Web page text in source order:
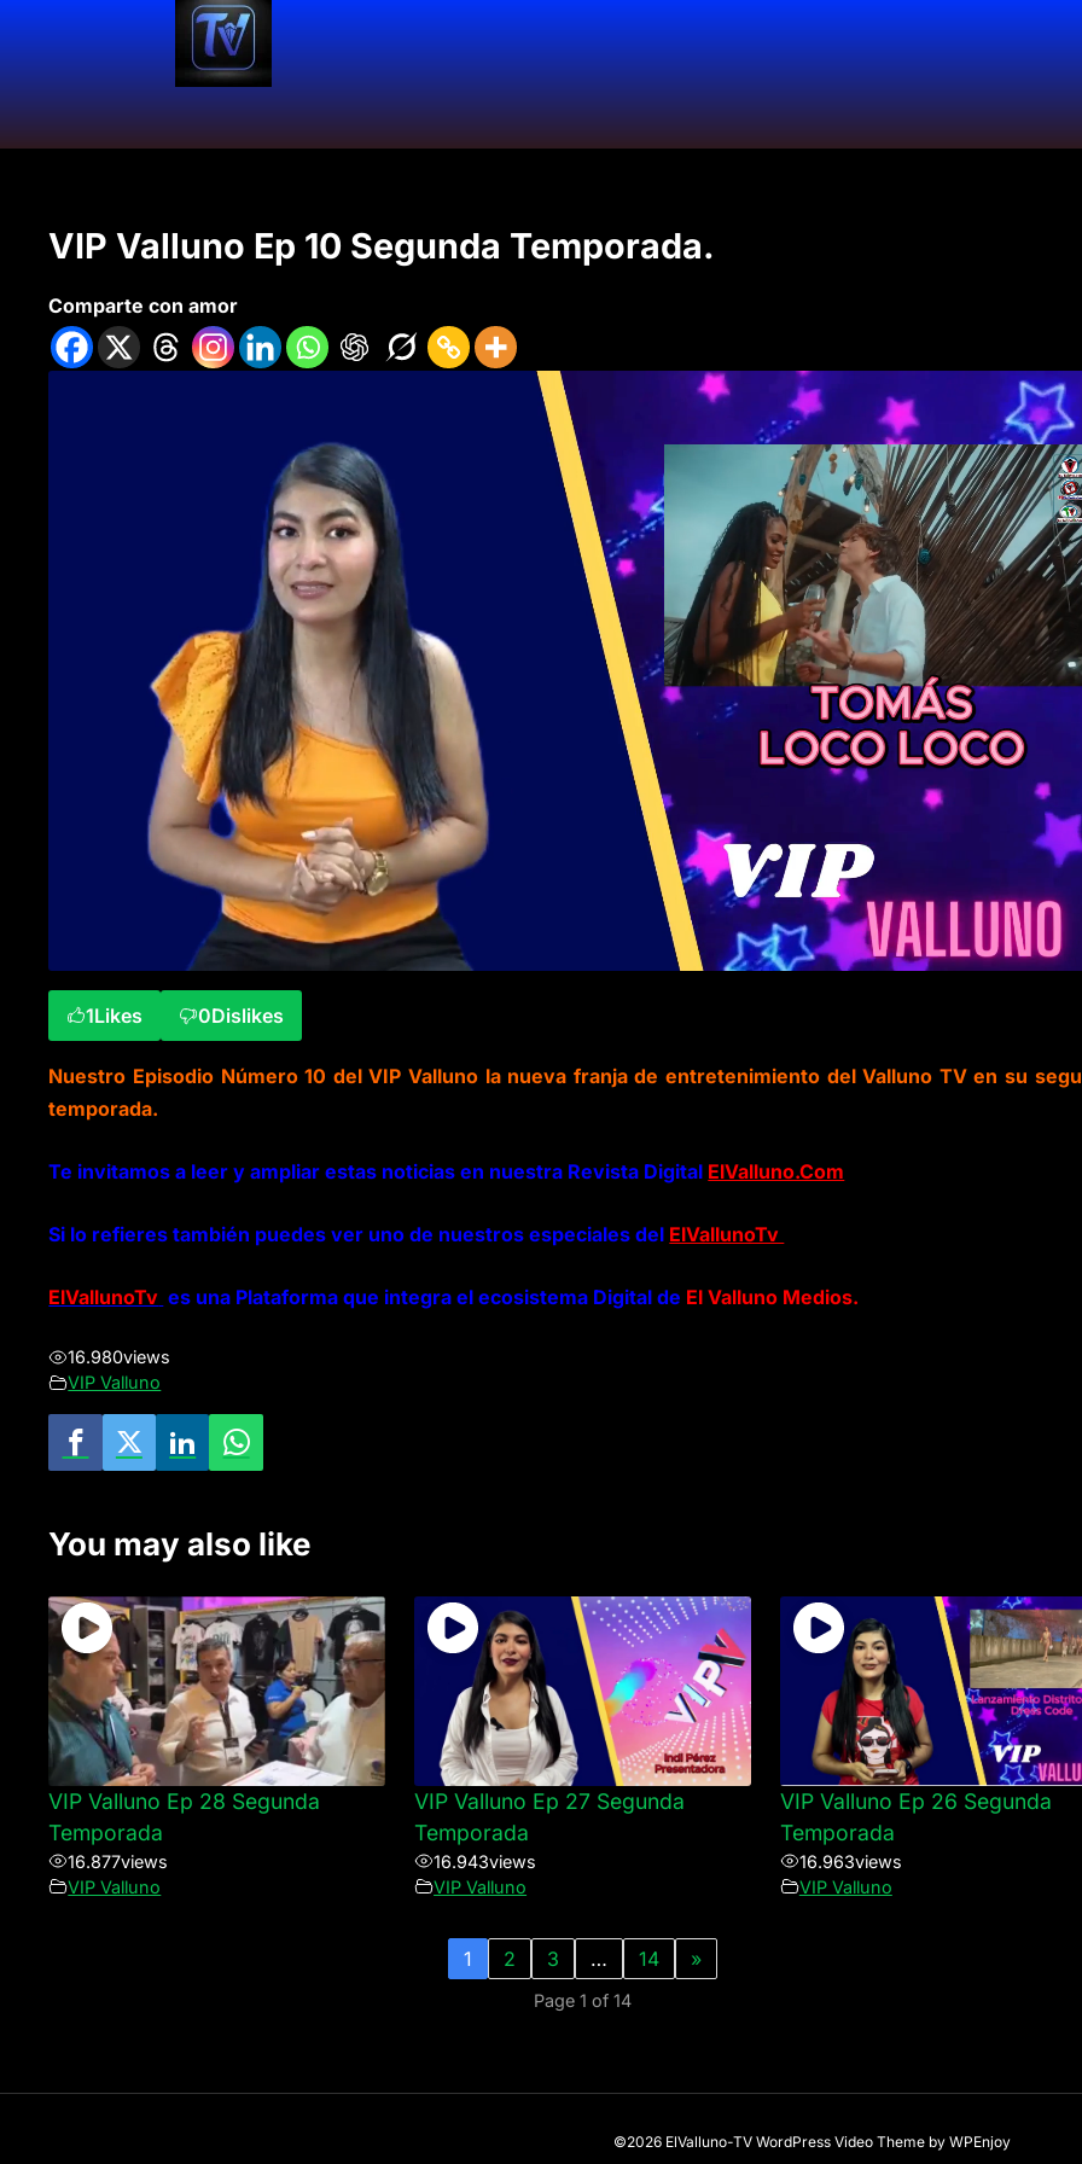
VIP Valluno Ep 10 Segunda Temporada.
Comparte con amor
1Likes 0Dislikes
Nuestro Episodio Número 10 del VIP Valluno la nueva franja de entretenimiento del Valluno TV en su
temporada.
Te invitamos a leer y ampliar estas noticias en nuestra Revista Digital ElValluno.Com
Si lo refieres también puedes ver uno de nuestros especiales del ElVallunoTv
ElVallunoTv es una Plataforma que integra el ecosistema Digital de El Valluno Medios.
16.980views
VIP Valluno
You may also like
VIP Valluno Ep 28 Segunda
Temporada
16.877views
VIP Valluno
VIP Valluno Ep 27 Segunda
Temporada
16.943views
VIP Valluno
VIP Valluno Ep 26 Segunda
Temporada
16.963views
VIP Valluno
1 2 3 … 14 »
Page 1 of 14
©2026 ElValluno-TV WordPress Video Themeby WPEnjoy